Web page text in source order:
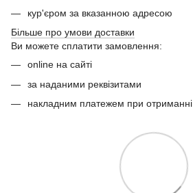
кур'єром за вказанною адресою
Більше про умови доставки
Ви можете сплатити замовлення:
online на сайті
за наданими реквізитами
накладним платежем при отриманні